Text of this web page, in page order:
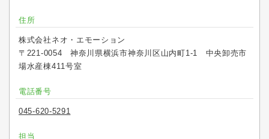
住所
株式会社ネオ・エモーション
〒221-0054 神奈川県横浜市神奈川区山内町1-1 中央卸売市
場水産棟411号室
電話番号
045-620-5291
担当